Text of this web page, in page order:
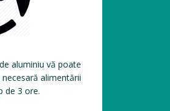
aluminiu vă poate
alimentării
de 3 ore.